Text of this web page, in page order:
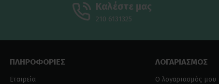
Καλέστε μας
210 6131325
ΠΛΗΡΟΦΟΡΙΕΣ
Εταιρεία
ΛΟΓΑΡΙΑΣΜΟΣ
Ο λογαριασμός μου